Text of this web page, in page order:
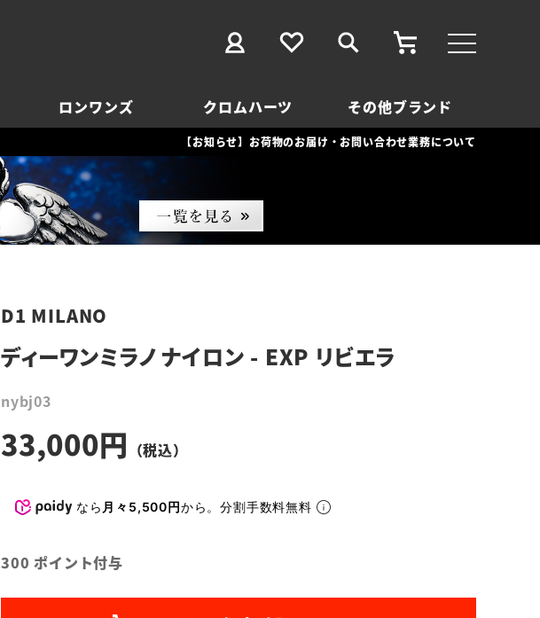
ロンワンズ クロムハーツ その他ブランド
【お知らせ】お荷物のお届け・お問い合わせ業務について
D1 MILANO
ディーワンミラノ ナイロン - EXP リビエラ
nybj03
33,000
なら 月々5,500円から。分割手数料無料
300 ポイント付与